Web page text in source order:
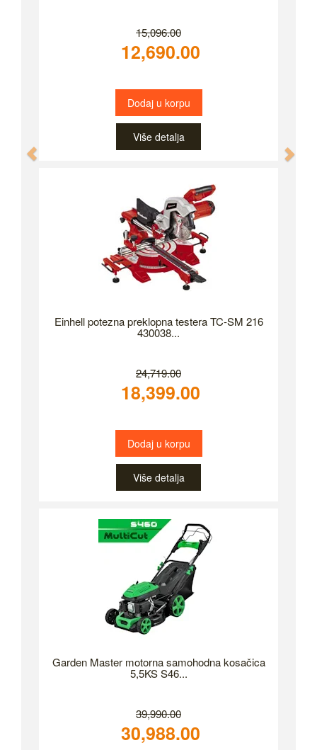
15,096.00
12,690.00
Dodaj u korpu
Više detalja
Einhell potezna preklopna testera TC-SM 216
430038...
24,719.00
18,399.00
Dodaj u korpu
Više detalja
Garden Master motorna samohodna kosačica
5,5KS S46...
39,990.00
30,988.00